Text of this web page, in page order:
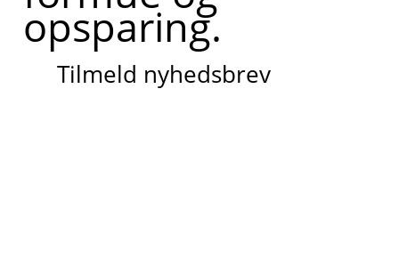
opsparing.
Tilmeld nyhedsbrev